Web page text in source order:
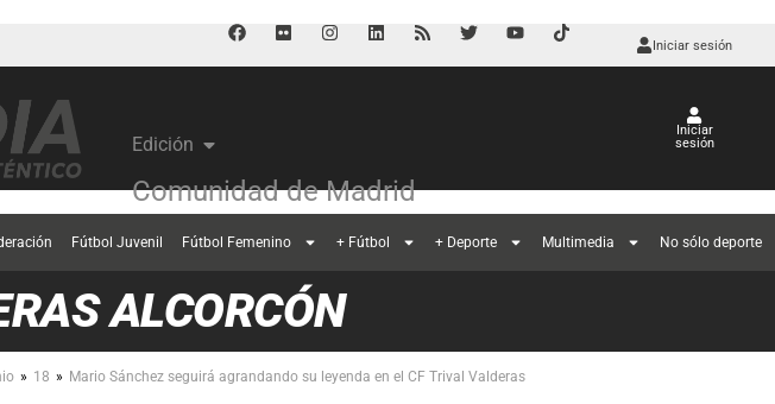
Iniciar sesión
Edición
Comunidad de Madrid
Iniciar
sesión
Fútbol Juvenil Fútbol Femenino + Fútbol + Deporte Multimedia No sólo deporte
ALCORCÓN
» 18 » Mario Sánchez seguirá agrandando su leyenda en el CF Trival Valderas